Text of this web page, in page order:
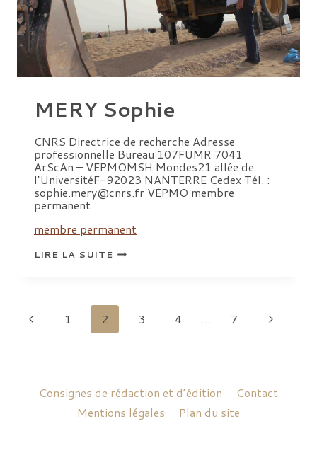
MERY Sophie
CNRS Directrice de recherche Adresse
professionnelle Bureau 107FUMR 7041
ArScAn – VEPMOMSH Mondes21 allée de
l’UniversitéF-92023 NANTERRE Cedex Tél. :
sophie.mery@cnrs.fr VEPMO membre
permanent
membre permanent
LIRE LA SUITEMERY
SOPHIE
Navigation
Page
1 2 3 4 … 7
Page
Consignes de rédaction et d’édition
Contact
Mentions légales
Plan du site